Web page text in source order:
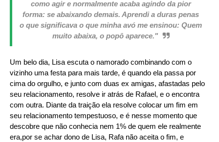
como agir e normalmente acaba agindo da pior
forma: se abaixando demais. Aprendi a duras penas
o que significava o que minha avó me ensinou: Quem
muito abaixa, o popô aparece."
Um belo dia, Lisa escuta o namorado combinando com o
vizinho uma festa para mais tarde, é quando ela passa por
cima do orgulho, e junto com duas ex amigas, afastadas pelo
seu relacionamento, resolve ir atrás de Rafael, e o encontra
com outra. Diante da traição ela resolve colocar um fim em
seu relacionamento tempestuoso, e é nesse momento que
descobre que não conhecia nem 1% de quem ele realmente
era,por se achar dono de Lisa, Rafa não aceita o fim, e